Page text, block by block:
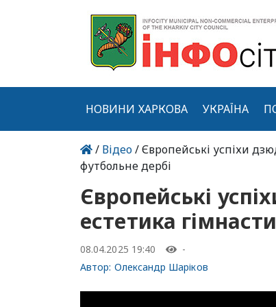
НОВИНИ ХАРКОВА УКРАЇНА
/ Відео/ Європейські успіхи
футбольне дербі
Європейські
естетика
08.04.2025 19:40
-
Автор: Олександр Шаріков